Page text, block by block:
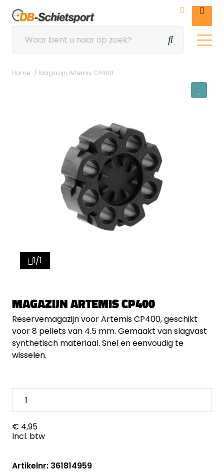
Home Magazijn Artemis CP400
1/1
MAGAZIJN ARTEMIS CP400
Reserve­magazijn voor Artemis CP400, geschikt
voor 8 pellets van 4.5 mm. Gemaakt van slagvast
synthetisch materiaal. Snel en eenvoudig te
wisselen.
€ 4,95
Incl. btw
Artikelnr: 361814959